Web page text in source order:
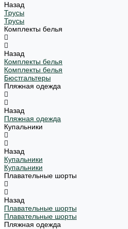
Назад
Трусы
Трусы
Комплекты белья
Назад
Комплекты белья
Комплекты белья
Бюстгальтеры
Пляжная одежда
Назад
Пляжная одежда
Купальники
Назад
Купальники
Купальники
Плавательные шорты
Назад
Плавательные шорты
Плавательные шорты
Пляжная одежда